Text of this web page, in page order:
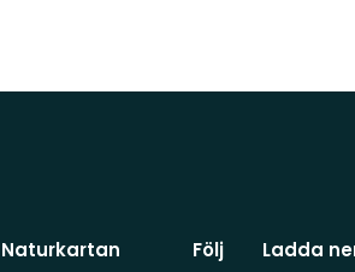
Naturkartan
Följ
Ladda